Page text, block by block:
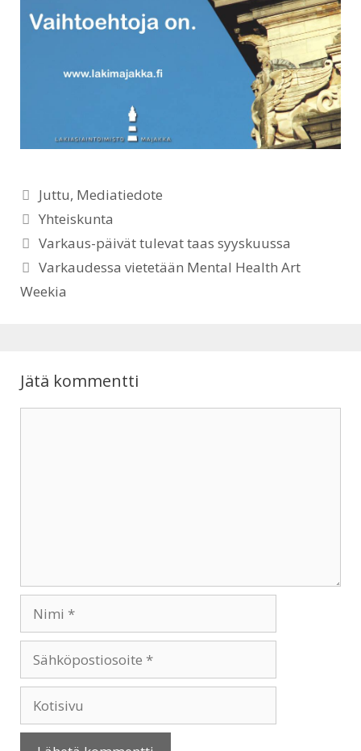
a
p
c
k
Kategoriat
Juttu, Mediatiedote
Avainsanat
Yhteiskunta
Varkaus-päivät tulevat taas syyskuussa
Varkaudessa vietetään Mental Health Art
Weekia
Jätä kommentti